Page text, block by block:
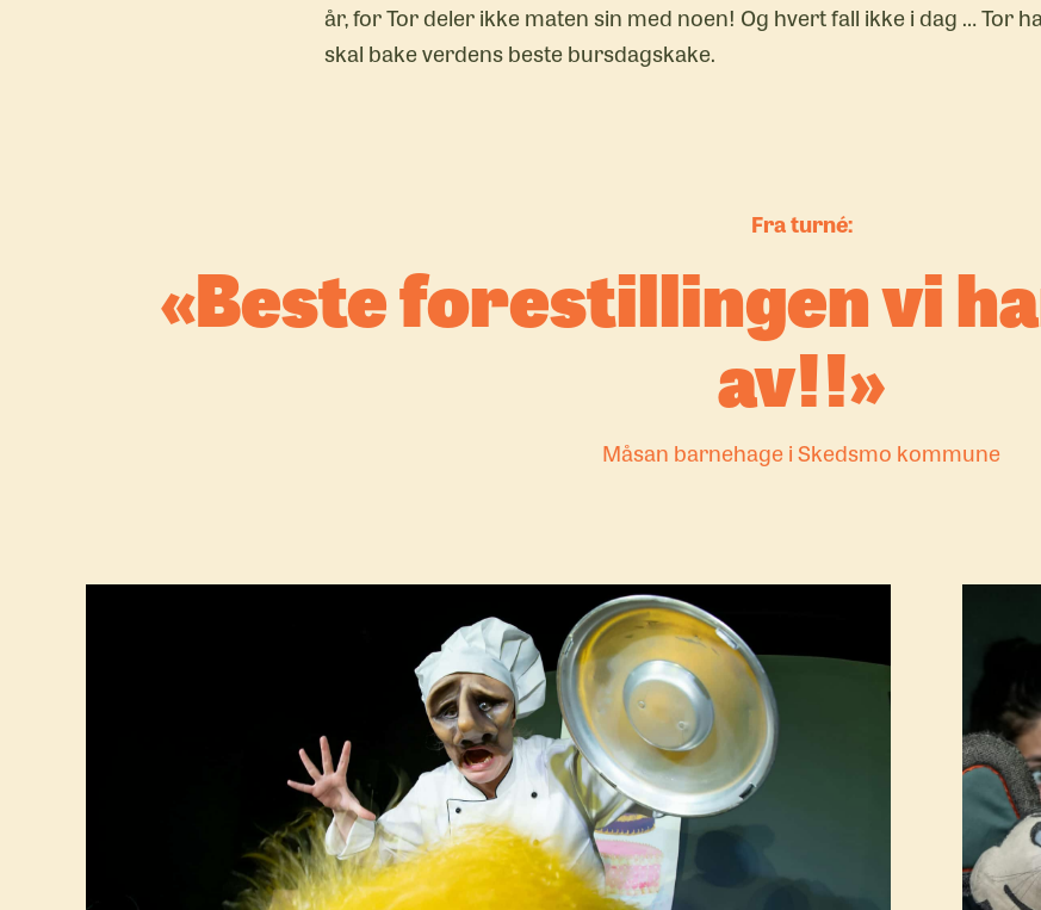
år, for Tor deler ikke maten sin med noen! Og hvert fall ikke i dag … Tor
skal bake verdens beste bursdagskake.
Fra turné:
Beste forestillingen vi
av!!
Måsan barnehage i Skedsmo kommune